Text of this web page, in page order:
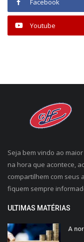
Facebook
Youtube
Seja bem vindo ao
na hora que acontece,
compartilhem com seus
fiquem sempre
ULTIMAS MATÉRIAS
A